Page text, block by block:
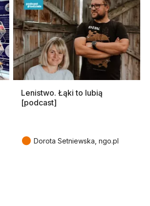
Lenistwo. Łąki to lubią
[podcast]
● Dorota Setniewska, ngo.pl